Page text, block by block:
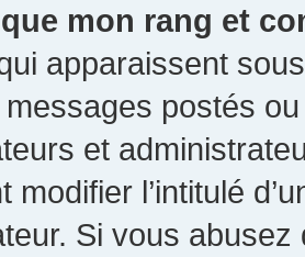
que mon rang et
apparaissent
postés
et
modifier l’intitulé
Si vous